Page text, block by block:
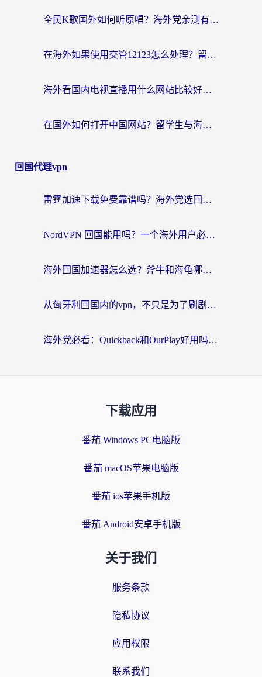
全民K歌国外如何听原唱？海外党亲测有效的回国加速器选择指南
在海外如果使用交管12123怎么处理？留学生亲测有效的回国加速方案
海外看国内电视直播用什么网站比较好？一篇解决你所有追剧难题的实用指南
在国外如何打开中国网站？留学生与海外华人的无缝访问指南
回国代理vpn
雷霆加速下载免费靠谱吗？海外党选回国加速器的避坑指南（附热门工具对比）
NordVPN 回国能用吗？一个海外用户必须面对的真实困境
海外回国加速器怎么选？斧牛和海龟哪个好？一篇帮你避开坑的实用指南
从匈牙利回国内的vpn，不只是为了刷剧那么简单
海外党必看：Quickback和OurPlay好用吗？3分钟选对回国加速器，无缝刷剧玩游戏
下载应用
番茄 Windows PC电脑版
番茄 macOS苹果电脑版
番茄 ios苹果手机版
番茄 Android安卓手机版
关于我们
服务条款
隐私协议
应用权限
联系我们